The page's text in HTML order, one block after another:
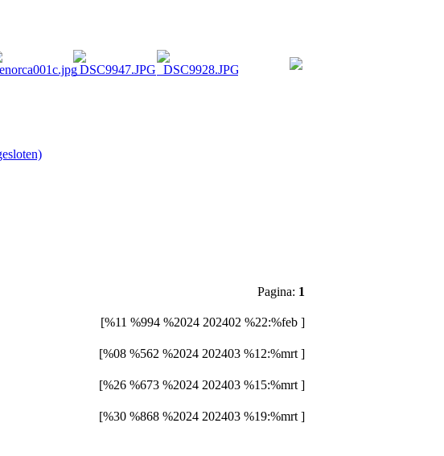
Pagina: 1
[%11 %994 %2024 202402 %22:%feb ]
[%08 %562 %2024 202403 %12:%mrt ]
[%26 %673 %2024 202403 %15:%mrt ]
[%30 %868 %2024 202403 %19:%mrt ]